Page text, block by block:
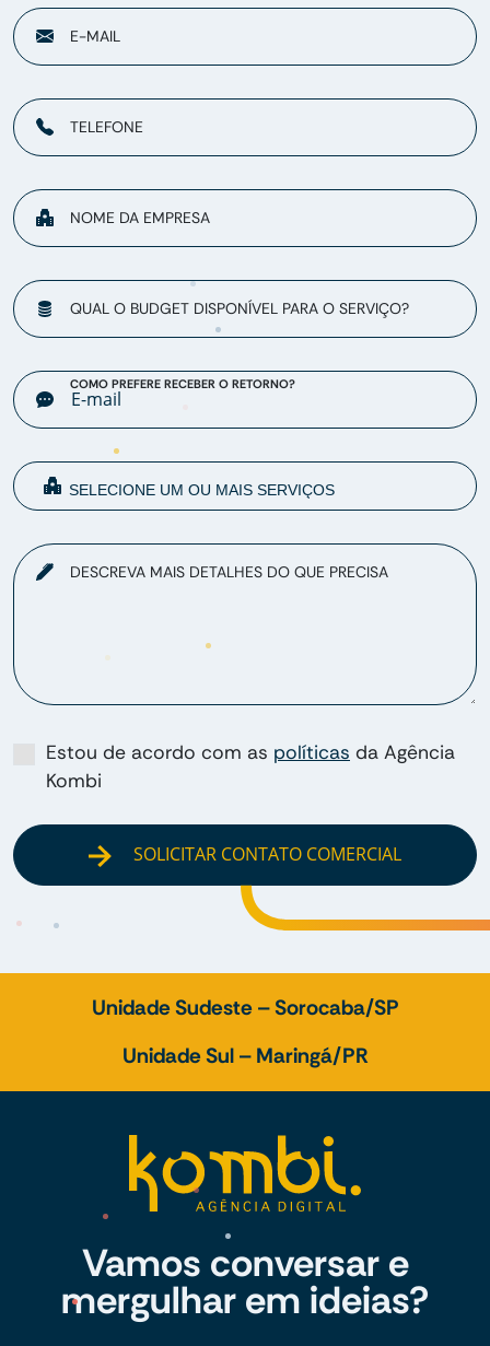
E-MAIL
TELEFONE
NOME DA EMPRESA
QUAL O BUDGET DISPONÍVEL PARA O SERVIÇO?
COMO PREFERE RECEBER O RETORNO?
DESCREVA MAIS DETALHES DO QUE PRECISA
Estou de acordo com as políticas da Agência
Kombi
SOLICITAR CONTATO COMERCIAL
Unidade Sudeste – Sorocaba/SP
Unidade Sul – Maringá/PR
Vamos conversar e
mergulhar em ideias?